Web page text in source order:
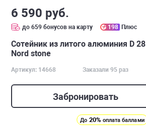
6 590 руб.
до 659 бонусов на карту 198 Плюс
Сотейник из литого алюминия D
Nord stone
Артикул: 14668 Заказали 95 раз
Забронировать
До 20% оплата баллами